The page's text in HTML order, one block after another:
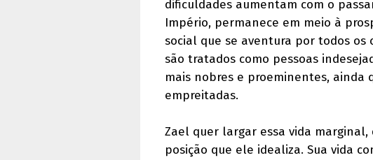
dificuldades aumentam com o
Império, permanece em meio à
social que se aventura por todos os
são tratados como pessoas
mais nobres e proeminentes, ainda
empreitadas.
Zael quer largar essa vida
posição que ele idealiza. Sua vida